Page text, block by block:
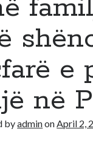
e
në
byadminonApril 2,